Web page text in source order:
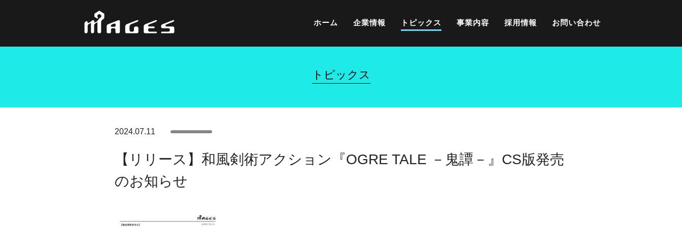
ホーム 企業情報 トピックス 事業内容 採用情報 お問い合わせ
トピックス
2024.07.11
【リリース】和風剣術アクション『OGRE TALE －鬼譚－』CS版発売
のお知らせ